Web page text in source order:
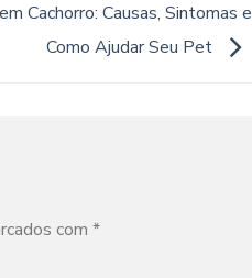
Cachorro: Causas, Sintomas e
Como Ajudar Seu Pet
com *